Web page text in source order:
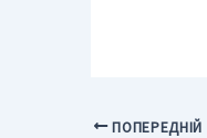
ПОПЕРЕДНІЙ